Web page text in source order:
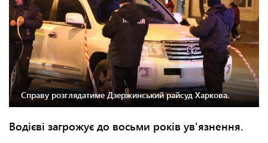
Справу розглядатиме Дзержинський райсуд Харкова.
Водієві загрожує до восьми років ув'язнення.